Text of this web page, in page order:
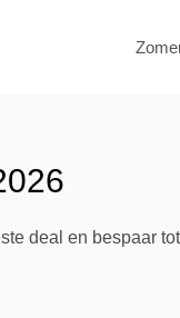
deal en bespaar